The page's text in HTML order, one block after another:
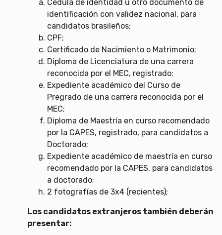
Cédula de identidad u otro documento de
identificación con validez nacional, para
candidatos brasileños;
CPF;
Certificado de Nacimiento o Matrimonio;
Diploma de Licenciatura de una carrera
reconocida por el MEC, registrado;
Expediente académico del Curso de
Pregrado de una carrera reconocida por el
MEC;
Diploma de Maestría en curso recomendado
por la CAPES, registrado, para candidatos a
Doctorado;
Expediente académico de maestría en curso
recomendado por la CAPES, para candidatos
a doctorado;
2 fotografías de 3x4 (recientes);
Los candidatos extranjeros también deberán
presentar: